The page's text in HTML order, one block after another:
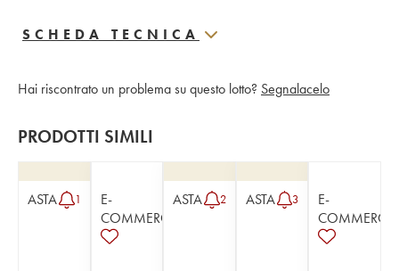
SCHEDA TECNICA
Hai riscontrato un problema su questo lotto? Segnalacelo
PRODOTTI SIMILI
ASTA 1
E-
COMMERCE
ASTA 2 ASTA 3
E-
COMMERCE